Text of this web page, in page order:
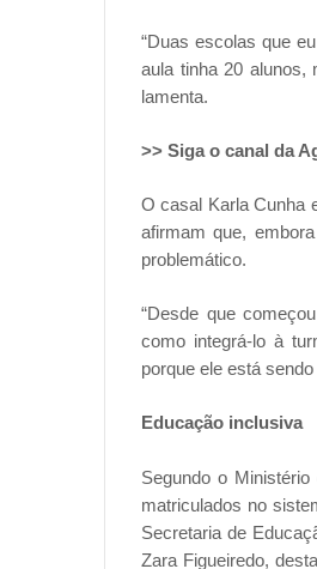
“Duas escolas que
aula tinha 20 alunos,
lamenta.
>> Siga o canal da
O casal Karla Cunha
afirmam que,
problemático.
“Desde que
como integrá-lo à
porque ele está
Educação inclusiva
Segundo o
matriculados no
Secretaria de
Zara Figueiredo,